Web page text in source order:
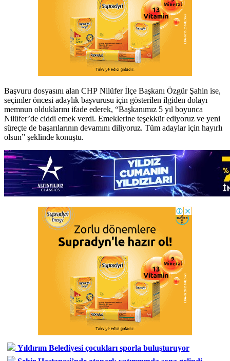
Başvuru dosyasını alan CHP Nilüfer İlçe Başkanı Özgür Şahin ise,
seçimler öncesi adaylık başvurusu için gösterilen ilgiden dolayı
memnun olduklarını ifade ederek, “Başkanımız 5 yıl boyunca
Nilüfer’de ciddi emek verdi. Emeklerine teşekkür ediyoruz ve yeni
süreçte de başarılarının devamını diliyoruz. Tüm adaylar için hayırlı
olsun” şeklinde konuştu.
Yıldırım Belediyesi çocukları sporla buluşturuyor